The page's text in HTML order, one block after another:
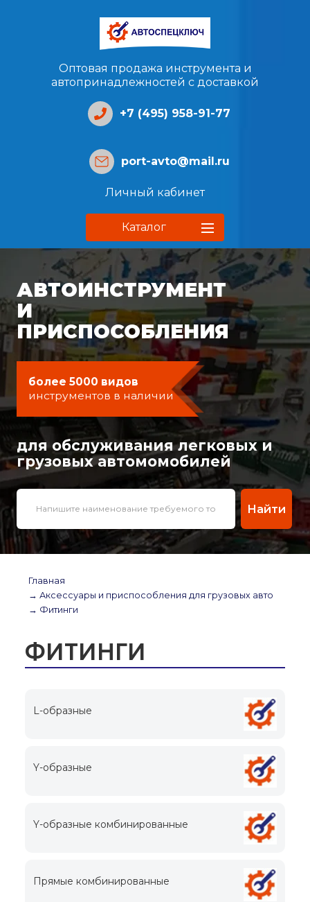
Оптовая продажа инструмента и
автопринадлежностей с доставкой
+7 (495) 958-91-77
port-avto@mail.ru
Личный кабинет
Каталог
АВТОИНСТРУМЕНТ
И
ПРИСПОСОБЛЕНИЯ
более 5000 видов
инструментов в наличии
для обслуживания легковых и
грузовых автомомобилей
Найти
Главная
→ Аксессуары и приспособления для грузовых авто
→ Фитинги
ФИТИНГИ
L-образные
Y-образные
Y-образные комбинированные
Прямые комбинированные